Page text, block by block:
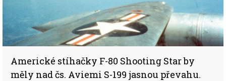
Americké stíhačky F-80 Shooting Star by
měly nad čs. Aviemi S-199 jasnou převahu.